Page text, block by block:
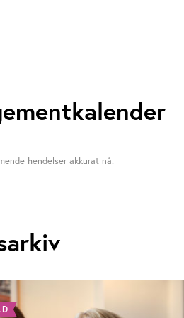
hendelser akkurat nå.